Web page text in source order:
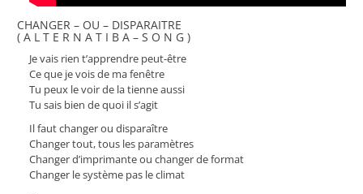
CHANGER – OU – DISPARAITRE
( A L T E R N A T I B A – S O N G )
Je vais rien t’apprendre peut-être
Ce que je vois de ma fenêtre
Tu peux le voir de la tienne aussi
Tu sais bien de quoi il s’agit
Il faut changer ou disparaître
Changer tout, tous les paramètres
Changer d’imprimante ou changer de format
Changer le système pas le climat